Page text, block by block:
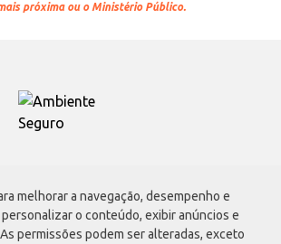
melhorar a navegação, desempenho e
o conteúdo, exibir anúncios e
permissões podem ser alteradas, exceto
próxima ou o Ministério Público.
Atacadão S.A.
Figueiredo, 6169, Vila Maria, São Paulo - SP | CEP
901 | CNPJ: 75.315.333/0001-09